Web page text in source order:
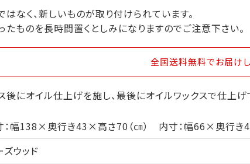
はなく、新しいものが取り付けられています。
たものを長時間置くとしみになりますのでご注意下さい。
全国送料無料でお届け
にオイル仕上げを施し、最後にオイルワックスで仕上げ
：幅138×奥行き43×高さ70（㎝） 内寸：幅66×奥行き
ズウッド